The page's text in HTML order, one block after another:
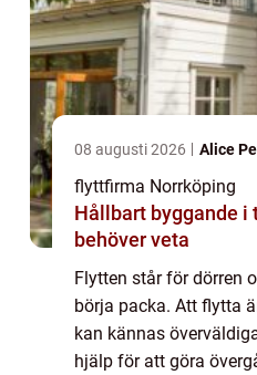
08 augusti 2026 Alice
flyttfirma Norrköping
Hållbart byggande i
behöver veta
Flytten står för dörren
börja packa. Att flytta
kan kännas
hjälp för att göra